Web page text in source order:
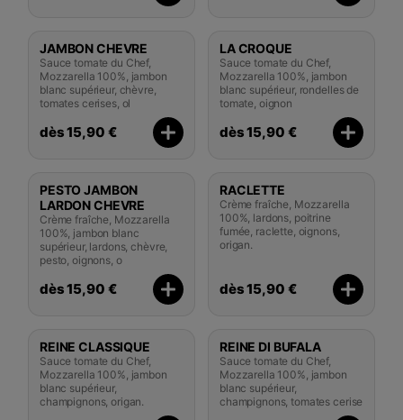
JAMBON CHEVRE
Sauce tomate du Chef,
Mozzarella 100%, jambon
blanc supérieur, chèvre,
tomates cerises, ol
dès 15,90 €
LA CROQUE
Sauce tomate du Chef,
Mozzarella 100%, jambon
blanc supérieur, rondelles de
tomate, oignon
dès 15,90 €
PESTO JAMBON
LARDON CHEVRE
Crème fraîche, Mozzarella
100%, jambon blanc
supérieur, lardons, chèvre,
pesto, oignons, o
dès 15,90 €
RACLETTE
Crème fraîche, Mozzarella
100%, lardons, poitrine
fumée, raclette, oignons,
origan.
dès 15,90 €
REINE CLASSIQUE
Sauce tomate du Chef,
Mozzarella 100%, jambon
blanc supérieur,
champignons, origan.
REINE DI BUFALA
Sauce tomate du Chef,
Mozzarella 100%, jambon
blanc supérieur,
champignons, tomates cerise